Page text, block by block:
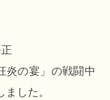
炎の宴」の戦闘中
した。